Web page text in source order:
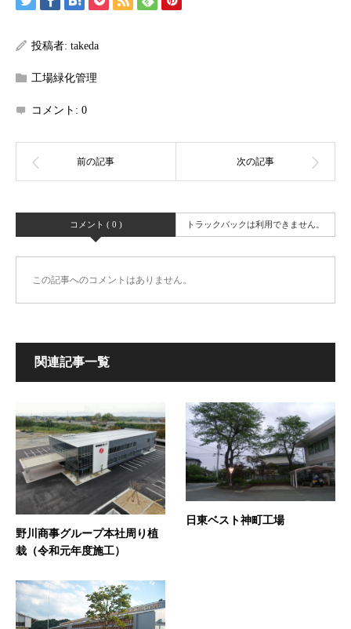
投稿者: takeda
工場緑化管理
コメント: 0
コメント ( 0 ) トラックバックは利用できません。
この記事へのコメントはありません。
関連記事一覧
野川商事グループ本社周り植
栽（令和元年度施工）
日東ベスト神町工場